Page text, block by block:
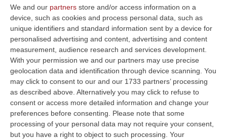
We and our partners store and/or access information on a
device, such as cookies and process personal data, such as
unique identifiers and standard information sent by a device for
personalised advertising and content, advertising and content
measurement, audience research and services development.
With your permission we and our partners may use precise
geolocation data and identification through device scanning. You
may click to consent to our and our 1733 partners’ processing
as described above. Alternatively you may click to refuse to
consent or access more detailed information and change your
preferences before consenting.
Please note that some
processing of your personal data may not require your consent,
but you have a right to object to such processing. Your
I patti mafiosi per infiltrare l’economia a
Roma. «Troviamo uno zingaro e gli
intestiamo la società»
Le intercettazioni del boss nell’inchiesta della